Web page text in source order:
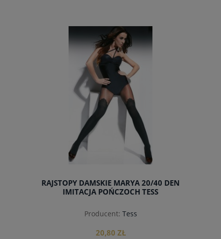
do koszyka
RAJSTOPY DAMSKIE MARYA 20/40 DEN
IMITACJA POŃCZOCH TESS
Producent: Tess
20,80 ZŁ